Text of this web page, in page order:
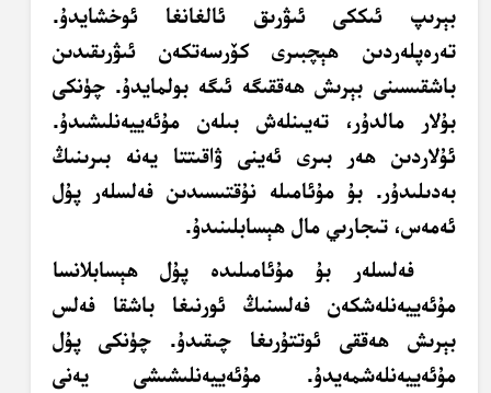
بېرىپ ئىككى ئىۋرىق ئالغانغا ئوخشايدۇ.
تەرەپلەردىن ھېچبىرى كۆرسەتكەن ئىۋرىقىدىن
باشقىسىنى بېرىش ھەققىگە ئىگە بولمايدۇ. چۈنكى
بۇلار مالدۇر، تەيىنلەش بىلەن مۇئەييەنلىشىدۇ.
ئۇلاردىن ھەر بىرى ئەينى ۋاقىتتا يەنە بىرىنىڭ
بەدىلىدۇر. بۇ مۇئامىلە نۇقتىسىدىن فەلسلەر پۇل
ئەمەس، تىجارىي مال ھېسابلىنىدۇ.
فەلسلەر بۇ مۇئامىلىدە پۇل ھېسابلانسا
مۇئەييەنلەشكەن فەلسنىڭ ئورنىغا باشقا فەلس
بېرىش ھەققى ئوتتۇرىغا چىقىدۇ. چۈنكى پۇل
مۇئەييەنلەشمەيدۇ. مۇئەييەنلىشىشى يەنى